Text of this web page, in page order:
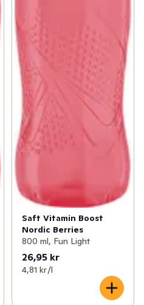
Saft Vitamin Boost
Nordic Berries
800 ml, Fun Light
26,95 kr
4,81 kr /l